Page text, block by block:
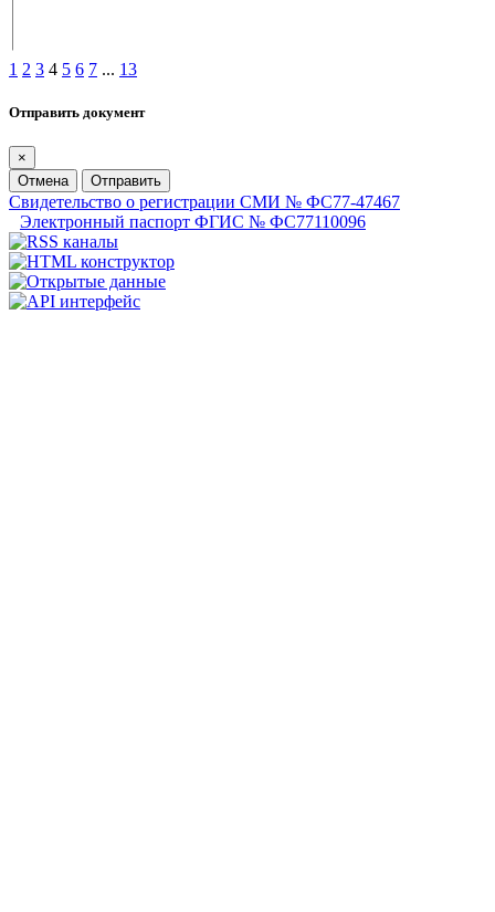
1 2 3 4 5 6 7 ... 13
Отправить документ
×
Отмена
Отправить
Свидетельство о регистрации СМИ № ФС77-47467
Электронный паспорт ФГИС № ФС77110096